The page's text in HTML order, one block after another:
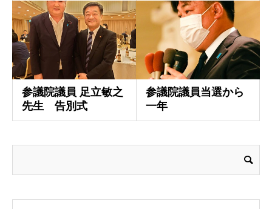
参議院議員 足立敏之
先生 告別式
参議院議員当選から
一年